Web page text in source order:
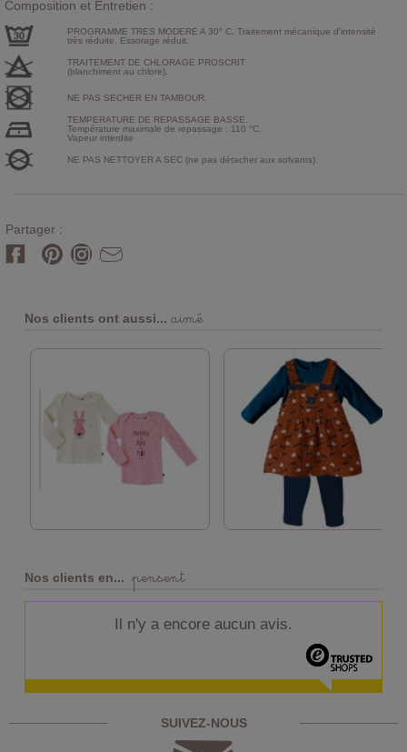
Composition et Entretien :
PROGRAMME TRES MODERE A 30° C. Traitement mécanique d'intensité
très réduite. Essorage réduit.
TRAITEMENT DE CHLORAGE PROSCRIT
(blanchiment au chlore).
NE PAS SECHER EN TAMBOUR.
TEMPERATURE DE REPASSAGE BASSE.
Température maximale de repassage : 110 °C.
Vapeur interdite
NE PAS NETTOYER A SEC (ne pas détacher aux solvants).
Partager :
Nos clients ont aussi... aimé
Nos clients en... pensent
Il n'y a encore aucun avis.
SUIVEZ-NOUS